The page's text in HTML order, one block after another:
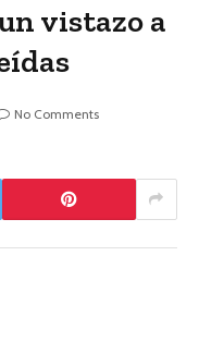
vistazo a
No Comments